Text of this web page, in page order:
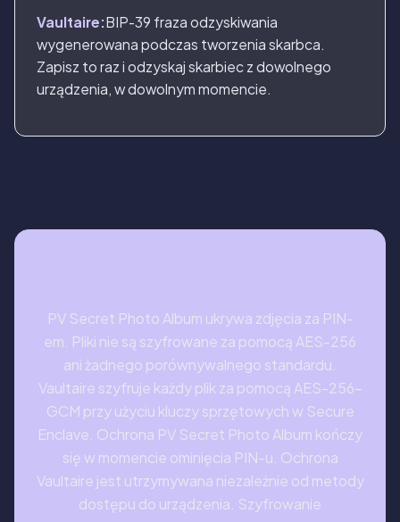
Vaultaire:BIP-39 fraza odzyskiwania
wygenerowana podczas tworzenia skarbca.
Zapisz to raz i odzyskaj skarbiec z dowolnego
urządzenia, w dowolnym momencie.
PV Secret Photo Album ukrywa zdjęcia za PIN-
em. Pliki nie są szyfrowane za pomocą AES-256
ani żadnego porównywalnego standardu.
Vaultaire szyfruje każdy plik za pomocą AES-256-
GCM przy użyciu kluczy sprzętowych w Secure
Enclave. Ochrona PV Secret Photo Album kończy
się w momencie ominięcia PIN-u. Ochrona
Vaultaire jest utrzymywana niezależnie od metody
dostępu do urządzenia. Szyfrowanie